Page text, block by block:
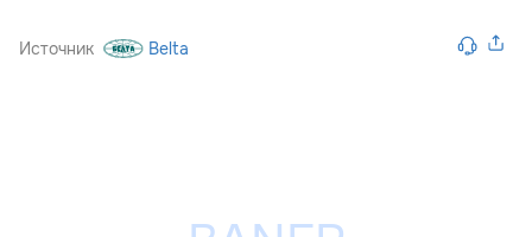
Источник Belta